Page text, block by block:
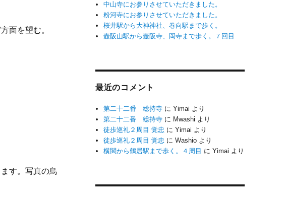
面を望む。
す。写真の鳥
中山寺にお参りさせていただきました。
粉河寺にお参りさせていただきました。
桜井駅から大神神社、巻向駅まで歩く。
壺阪山駅から壺阪寺、岡寺まで歩く。７回目
最近のコメント
第二十二番 総持寺 にYimai より
第二十二番 総持寺 に Mwashi より
徒歩巡礼２周目 覚忠 にYimai より
徒歩巡礼２周目 覚忠 にWashio より
横関から鶴居駅まで歩く。４周目 にYimai より